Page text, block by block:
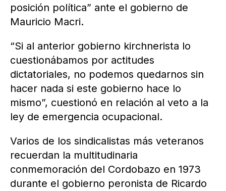
posición política” ante el gobierno de
Mauricio Macri.
“Si al anterior gobierno kirchnerista lo
cuestionábamos por actitudes
dictatoriales, no podemos quedarnos sin
hacer nada si este gobierno hace lo
mismo”, cuestionó en relación al veto a la
ley de emergencia ocupacional.
Varios de los sindicalistas más veteranos
recuerdan la multitudinaria
conmemoración del Cordobazo en 1973
durante el gobierno peronista de Ricardo